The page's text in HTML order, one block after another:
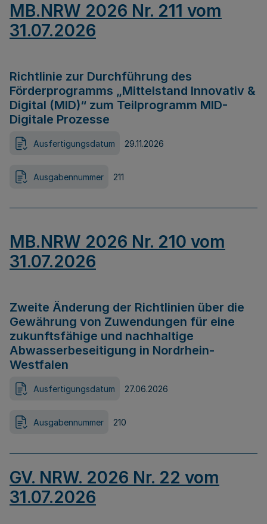
MB.NRW 2026 Nr. 211 vom
31.07.2026
Richtlinie zur Durchführung des
Förderprogramms „Mittelstand Innovativ &
Digital (MID)“ zum Teilprogramm MID-
Digitale Prozesse
Ausfertigungsdatum 29.11.2026
Ausgabennummer 211
MB.NRW 2026 Nr. 210 vom
31.07.2026
Zweite Änderung der Richtlinien über die
Gewährung von Zuwendungen für eine
zukunftsfähige und nachhaltige
Abwasserbeseitigung in Nordrhein-
Westfalen
Ausfertigungsdatum 27.06.2026
Ausgabennummer 210
GV. NRW. 2026 Nr. 22 vom
31.07.2026